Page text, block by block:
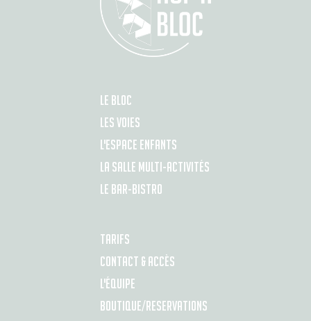
LE BLOC
LES VOIES
L'ESPACE ENFANTS
LA SALLE MULTI-ACTIVITÉS
LE BAR-BISTRO
TARIFS
CONTACT & ACCÈS
L'ÉQUIPE
BOUTIQUE/RESERVATIONS